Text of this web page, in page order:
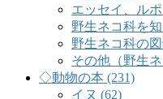
エッセイ、ル
野生ネコ科を
野生ネコ科の
その他（野生
◇動物の本 (231)
イヌ (62)